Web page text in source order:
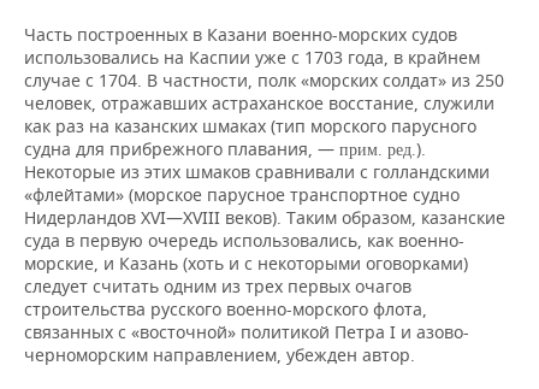
Часть построенных в Казани военно-морских судов
использовались на Каспии уже с 1703 года, в крайнем
случае с 1704. В частности, полк «морских солдат» из 250
человек, отражавших астраханское восстание, служили
как раз на казанских шмаках (тип морского парусного
судна для прибрежного плавания, — прим. ред.).
Некоторые из этих шмаков сравнивали с голландскими
«флейтами» (морское парусное транспортное судно
Нидерландов XVI—XVIII веков). Таким образом, казанские
суда в первую очередь использовались, как военно-
морские, и Казань (хоть и с некоторыми оговорками)
следует считать одним из трех первых очагов
строительства русского военно-морского флота,
связанных с «восточной» политикой Петра I и азово-
черноморским направлением, убежден автор.